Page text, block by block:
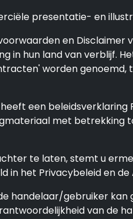
presentatie- en
en
in hun land van verblijf.
worden
een
met betrekking
te laten, stemt u
in het Privacybeleid en
handelaar/gebruiker
van de